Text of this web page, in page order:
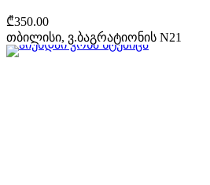
₾350.00
თბილისი, ვ.ბაგრატიონის N21